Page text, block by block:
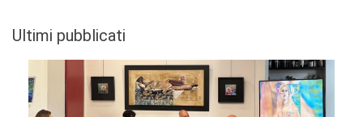
Ultimi pubblicati